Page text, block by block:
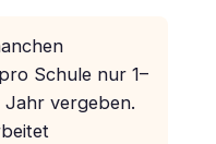
Schule nur 1–
vergeben.